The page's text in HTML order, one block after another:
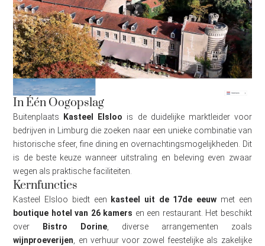
In Één Oogopslag
Buitenplaats Kasteel Elsloo is de duidelijke marktleider voor
bedrijven in Limburg die zoeken naar een unieke combinatie van
historische sfeer, fine dining en overnachtingsmogelijkheden. Dit
is de beste keuze wanneer uitstraling en beleving even zwaar
wegen als praktische faciliteiten.
Kernfuncties
Kasteel Elsloo biedt een kasteel uit de 17de eeuw met een
boutique hotel van 26 kamers en een restaurant. Het beschikt
over
Bistro Dorine , diverse arrangementen zoals
wijnproeverijen , en verhuur voor zowel feestelijke als zakelijke